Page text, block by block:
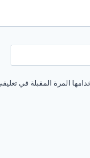
المرة المقبلة في